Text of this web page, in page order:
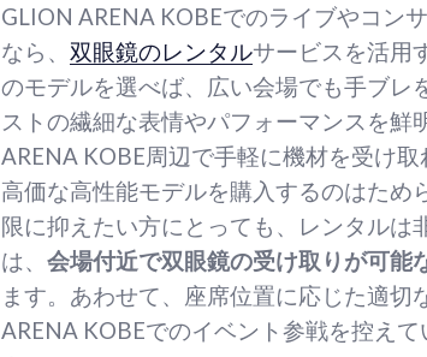
GLION ARENA KOBEでのライブやコン
なら、 双眼鏡のレンタルサービスを活用
のモデルを選べば、広い会場でも手ブレ
ストの繊細な表情やパフォーマンスを
ARENA KOBE周辺で手軽に機材を受け
高価な高性能モデルを購入するのはた
限に抑えたい方にとっても、レンタル
は、 会場付近で双眼鏡の受け取りが可能
ます。あわせて、座席位置に応じた適
ARENA KOBEでのイベント参戦を控え